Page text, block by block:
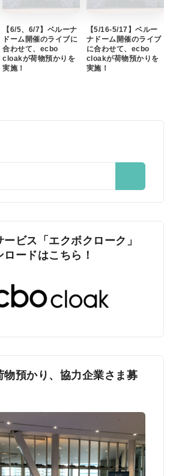
【6/5、6/7】ベルーナ
ドーム開催のライブに
合わせて、ecbo
cloakが荷物預かりを
実施！
【5/16-5/17】ベルー
ナドーム開催のライブ
に合わせて、ecbo
cloakが荷物預かりを
実施！
ビス「エクボクローク」
ードはこちら！
物預かり、協力企業さま募